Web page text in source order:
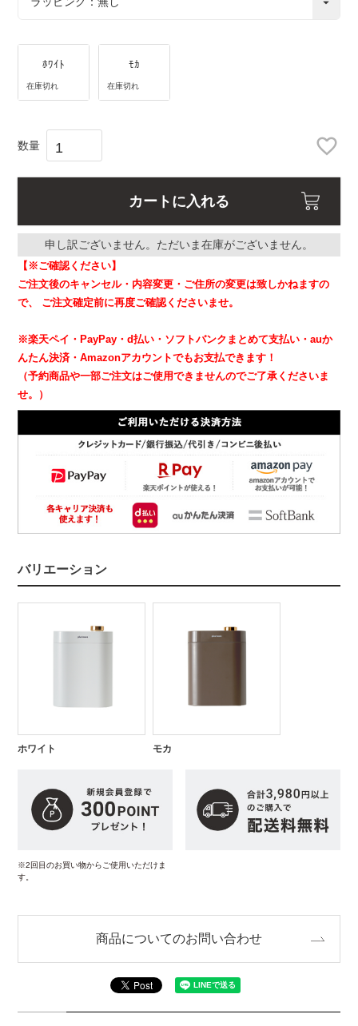
必
ﾎﾜｲﾄ
在庫切れ
ﾓｶ
在庫切れ
カートに入れる
申し訳ございません。ただいま在庫がございません。
【※ご確認ください】
ご注文後のキャンセル・内容変更・ご住所の変更は致しかねますの
で、
ご注文確定前に再度ご確認くださいませ。
※楽天ペイ・PayPay・d払い・ソフトバンクまとめて支払い・auか
んたん決済・Amazonアカウントでもお支払できます！
（予約商品や一部ご注文はご使用できませんのでご了承くださいま
せ。）
バリエーション
ホワイト モカ
※2回目のお買い物からご使用いただけま
す。
商品についてのお問い合わせ